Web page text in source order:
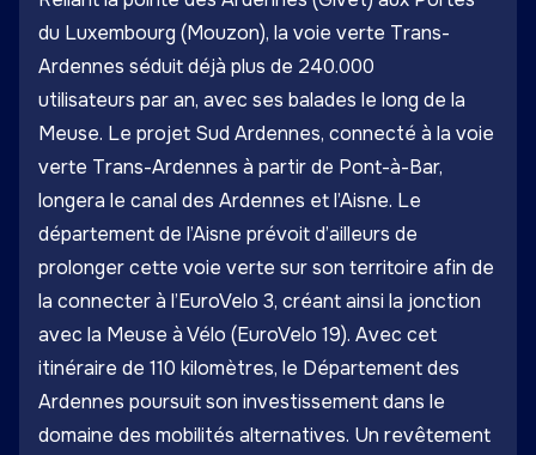
du Luxembourg (Mouzon), la voie verte Trans-
Ardennes séduit déjà plus de 240.000
utilisateurs par an, avec ses balades le long de la
Meuse. Le projet Sud Ardennes, connecté à la voie
verte Trans-Ardennes à partir de Pont-à-Bar,
longera le canal des Ardennes et l’Aisne. Le
département de l’Aisne prévoit d’ailleurs de
prolonger cette voie verte sur son territoire afin de
la connecter à l’EuroVelo 3, créant ainsi la jonction
avec la Meuse à Vélo (EuroVelo 19). Avec cet
itinéraire de 110 kilomètres, le Département des
Ardennes poursuit son investissement dans le
domaine des mobilités alternatives. Un revêtement